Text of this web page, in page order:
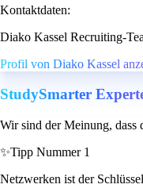
Kontaktdaten:
Diako Kassel Recruiting-
Profil von Diako Kassel
StudySmarter
Wir sind der Meinung, dass
✨Tipp Nummer 1
Netzwerken ist der